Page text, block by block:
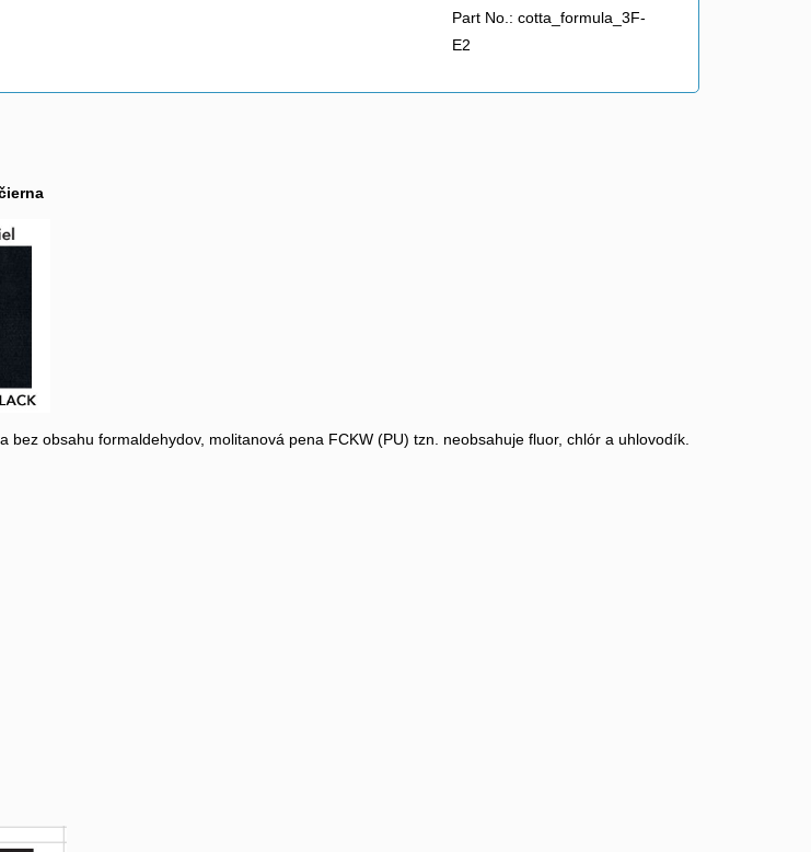
Part No.: cotta_formula_3F-
E2
obsahu formaldehydov, molitanová pena FCKW (PU) tzn. neobsahuje fluor, chlór a uhlovodík.